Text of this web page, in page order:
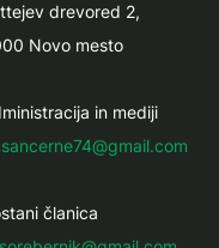
drevored 2,
Novo mesto
in mediji
članica